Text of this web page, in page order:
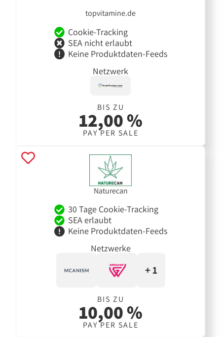
topvitamine.de
Cookie-Tracking
SEA nicht erlaubt
Keine Produktdaten-Feeds
Netzwerk
BIS ZU
12,00 %
PAY PER SALE
Naturecan
30 Tage Cookie-Tracking
SEA erlaubt
Keine Produktdaten-Feeds
Netzwerke
+ 1
BIS ZU
10,00 %
PAY PER SALE